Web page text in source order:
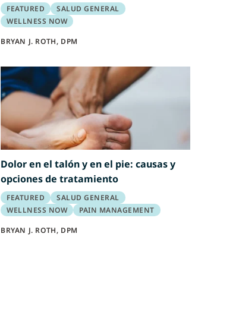
FEATURED
SALUD GENERAL
WELLNESS NOW
BRYAN J. ROTH, DPM
Dolor en el talón y en el pie: causas y
opciones de tratamiento
FEATURED
SALUD GENERAL
WELLNESS NOW
PAIN MANAGEMENT
BRYAN J. ROTH, DPM